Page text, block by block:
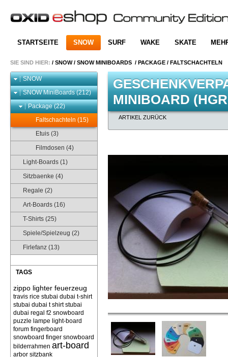
STARTSEITE SNOW SURF WAKE SKATE
SIE SIND HIER: / SNOW/ SNOW MINIBOARDS / PACKAGE / FALTSCHACHTELN
SNOW
SNOW MiniBoards (212)
Package (22)
Faltschachteln (15)
Etuis (3)
Filmdosen (4)
Light-Boards (1)
Sitzbaenke (4)
Regale (2)
Art-Boards (16)
T-Shirts (25)
Spiele/Spielzeug (2)
Firlefanz (13)
TAGS
zippo lighter feuerzeug
travis rice stubai dubai t-shirt
stubai dubai t shirt stubai
dubai regal f2 snowboard
puzzle lampe light-board
forum fingerboard
snowboard finger snowboard
bilderrahmen art-board
arbor sitzbank
MINIBOARD
ARTIKEL ZURÜCK